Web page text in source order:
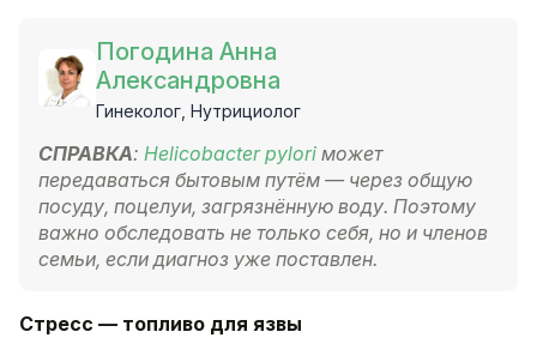
Погодина Анна
Александровна
Гинеколог, Нутрициолог
СПРАВКА: Helicobacter pylori может
передаваться бытовым путём — через общую
посуду, поцелуи, загрязнённую воду. Поэтому
важно обследовать не только себя, но и членов
семьи, если диагноз уже поставлен.
Стресс — топливо для язвы